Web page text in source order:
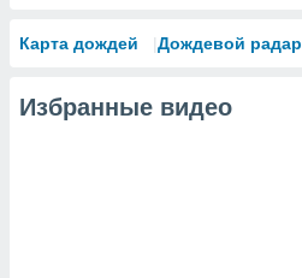
Карта дождей Дождевой радар
Избранные видео